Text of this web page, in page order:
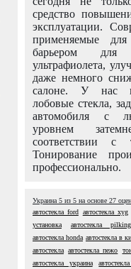
средство
эксплуатации.
применяемые
барьером для
ультрафиолета,
даже немного
салоне. У нас
лобовые стекла,
автомобиля с
уровнем
соответствии с
Тонирование
профессионально.
Украина 5 из 5 на основе 27
автостекла ford автостекла xyg
установка
автостекла
автостекла honda автостекла в
автостекла автостекла пежо
автостекла украина